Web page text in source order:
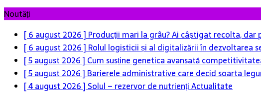
Noutăți
[ 6 august 2026 ] Producții mari la grâu? Ai câștigat recolta,
[ 6 august 2026 ] Rolul logisticii și al digitalizării în dezvoltarea
[ 5 august 2026 ] Cum susține genetica avansată
[ 5 august 2026 ] Barierele administrative care decid soarta
[ 4 august 2026 ] Solul – rezervor de nutriențiActualitate